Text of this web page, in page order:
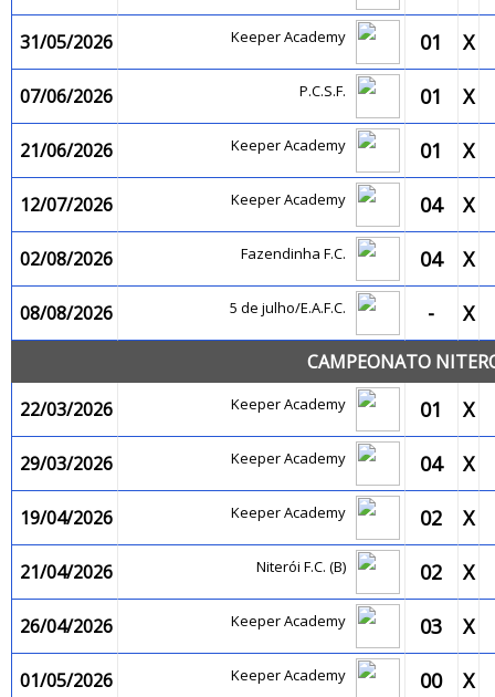
31/05/2026 Keeper Academy 01 X
07/06/2026 P.C.S.F. 01 X
21/06/2026 Keeper Academy 01 X
12/07/2026 Keeper Academy 04 X
02/08/2026 Fazendinha F.C. 04 X
08/08/2026 5 de julho/E.A.F.C. - X
CAMPEONATO
22/03/2026
Keeper Academy 01 X
29/03/2026 Keeper Academy 04 X
19/04/2026 Keeper Academy 02 X
21/04/2026 Niterói F.C. (B) 02 X
26/04/2026 Keeper Academy 03 X
01/05/2026 Keeper Academy 00 X